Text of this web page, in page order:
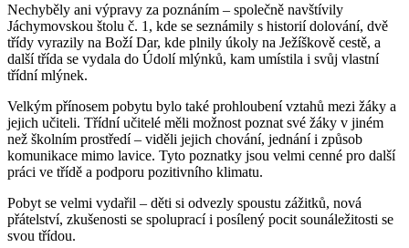
Nechyběly ani výpravy za poznáním – společně navštívily
Jáchymovskou štolu č. 1, kde se seznámily s historií dolování, dvě
třídy vyrazily na Boží Dar, kde plnily úkoly na Ježíškově cestě, a
další třída se vydala do Údolí mlýnků, kam umístila i svůj vlastní
třídní mlýnek.
Velkým přínosem pobytu bylo také prohloubení vztahů mezi žáky a
jejich učiteli. Třídní učitelé měli možnost poznat své žáky v jiném
než školním prostředí – viděli jejich chování, jednání i způsob
komunikace mimo lavice. Tyto poznatky jsou velmi cenné pro další
práci ve třídě a podporu pozitivního klimatu.
Pobyt se velmi vydařil – děti si odvezly spoustu zážitků, nová
přátelství, zkušenosti se spoluprací i posílený pocit sounáležitosti se
svou třídou.